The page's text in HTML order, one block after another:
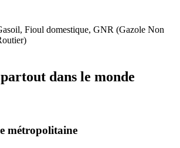
Fioul domestique, GNR (Gazole Non
dans le monde
métropolitaine